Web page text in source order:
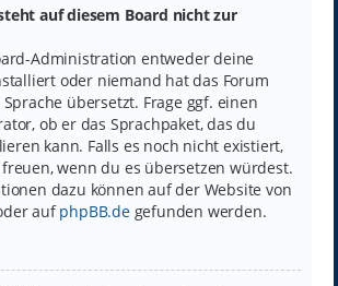
auf diesem Board nicht zur
Administration entweder deine
oder niemand hat das Forum
übersetzt. Frage ggf. einen
ob er das Sprachpaket, das du
kann. Falls es noch nicht existiert,
wenn du es übersetzen würdest.
dazu können auf der Website von
aufphpBB.degefunden werden.